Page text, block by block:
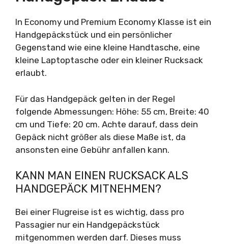
In Economy und Premium Economy Klasse ist ein
Handgepäckstück und ein persönlicher
Gegenstand wie eine kleine Handtasche, eine
kleine Laptoptasche oder ein kleiner Rucksack
erlaubt.
Für das Handgepäck gelten in der Regel
folgende Abmessungen: Höhe: 55 cm, Breite: 40
cm und Tiefe: 20 cm. Achte darauf, dass dein
Gepäck nicht größer als diese Maße ist, da
ansonsten eine Gebühr anfallen kann.
KANN MAN EINEN RUCKSACK ALS
HANDGEPÄCK MITNEHMEN?
Bei einer Flugreise ist es wichtig, dass pro
Passagier nur ein Handgepäckstück
mitgenommen werden darf. Dieses muss